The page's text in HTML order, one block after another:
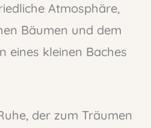
Atmosphäre,
Bäumen und dem
eines kleinen Baches
der zum Träumen